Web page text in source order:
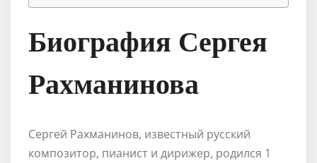
Биография Сергея
Рахманинова
Сергей Рахманинов, известный русский
композитор, пианист и дирижер, родился 1